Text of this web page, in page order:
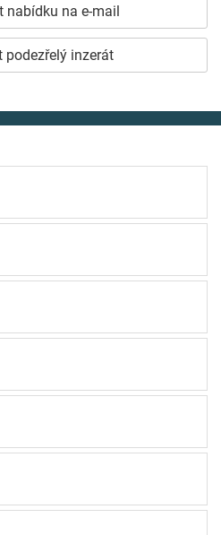
nabídku na e-mail
podezřelý inzerát